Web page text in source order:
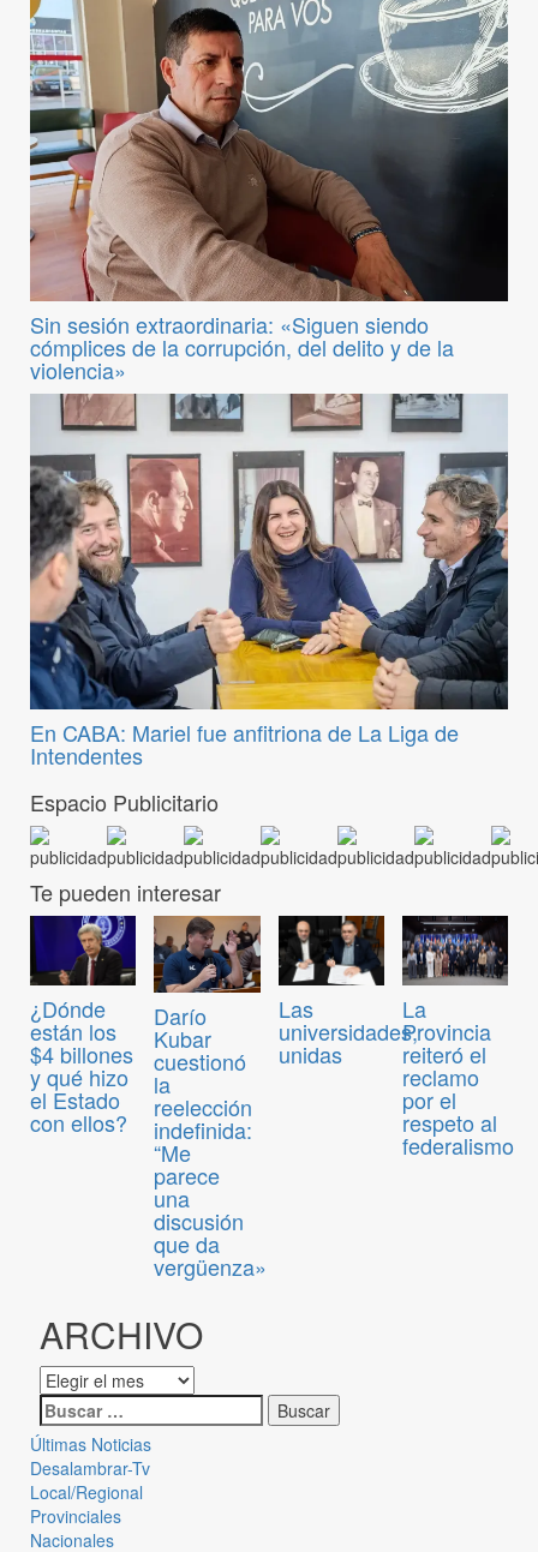
Sin sesión extraordinaria: «Siguen siendo
cómplices de la corrupción, del delito y de la
violencia»
En CABA: Mariel fue anfitriona de La Liga de
Intendentes
Espacio Publicitario
Te pueden interesar
¿Dónde
están los
$4 billones
y qué hizo
el Estado
con ellos?
Darío
Kubar
cuestionó
la
reelección
indefinida:
“Me
parece
una
discusión
que da
vergüenza»
Las
universidades,
unidas
La
Provincia
reiteró el
reclamo
por el
respeto al
federalismo
ARCHIVO
Últimas Noticias
Desalambrar-Tv
Local/Regional
Provinciales
Nacionales